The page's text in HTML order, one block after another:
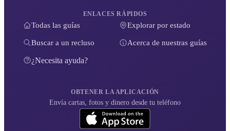
ENLACES RÁPIDOS
Todas las guías Explorar por estado
Buscar a un recluso Acerca de nuestras guías
¿Necesita ayuda?
OBTENER LA APLICACIÓN
Envía cartas, fotos y dinero desde tu teléfono